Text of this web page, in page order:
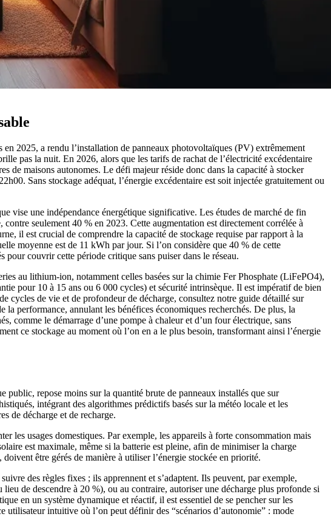
2025, a rendu l’installation de panneaux photovoltaïques (PV) extrêmement
pas la nuit. En 2026, alors que les tarifs de rachat de l’électricité excédentaire
de maisons autonomes. Le défi majeur réside donc dans la capacité à stocker
Sans stockage adéquat, l’énergie excédentaire est soit injectée gratuitement ou
vise une indépendance énergétique significative. Les études de marché de fin
seulement 40 % en 2023. Cette augmentation est directement corrélée à
il est crucial de comprendre la capacité de stockage requise par rapport à la
moyenne est de 11 kWh par jour. Si l’on considère que 40 % de cette
couvrir cette période critique sans puiser dans le réseau.
au lithium-ion, notamment celles basées sur la chimie Fer Phosphate (LiFePO4),
pour 10 à 15 ans ou 6 000 cycles) et sécurité intrinsèque. Il est impératif de bien
cycles de vie et de profondeur de décharge, consultez notre guide détaillé sur
performance, annulant les bénéfices économiques recherchés. De plus, la
comme le démarrage d’une pompe à chaleur et d’un four électrique, sans
ce stockage au moment où l’on en a le plus besoin, transformant ainsi l’énergie
public, repose moins sur la quantité brute de panneaux installés que sur
intégrant des algorithmes prédictifs basés sur la météo locale et les
de décharge et de recharge.
les usages domestiques. Par exemple, les appareils à forte consommation mais
est maximale, même si la batterie est pleine, afin de minimiser la charge
être gérés de manière à utiliser l’énergie stockée en priorité.
des règles fixes ; ils apprennent et s’adaptent. Ils peuvent, par exemple,
de descendre à 20 %), ou au contraire, autoriser une décharge plus profonde si
en un système dynamique et réactif, il est essentiel de se pencher sur les
utilisateur intuitive où l’on peut définir des “scénarios d’autonomie” : mode